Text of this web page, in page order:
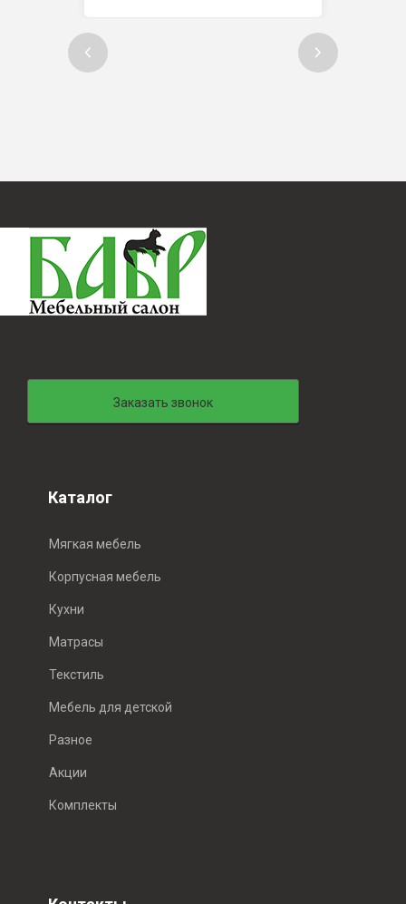
Заказать звонок
Каталог
Мягкая мебель
Корпусная мебель
Кухни
Матрасы
Текстиль
Мебель для детской
Разное
Акции
Комплекты